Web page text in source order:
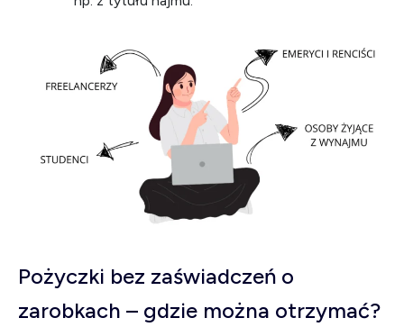
Pożyczki bez zaświadczeń o
zarobkach – gdzie można otrzymać?